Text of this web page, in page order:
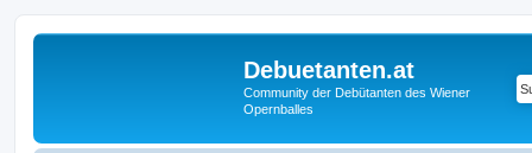
Debuetanten.at
Community der Debütanten des Wiener
Opernballes